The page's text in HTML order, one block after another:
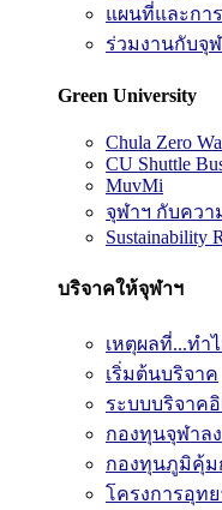
แผนที่และกา
ร่วมงานกับจุ
Green University
Chula Zero
CU Shuttle
MuvMi
จุฬาฯ กับควา
Sustainability
บริจาคให้จุฬาฯ
เหตุผลที่...ทำ
เริ่มต้นบริจาค
ระบบบริจาค
กองทุนจุฬาล
กองทุนภูมิคุ้ม
โครงการอุท